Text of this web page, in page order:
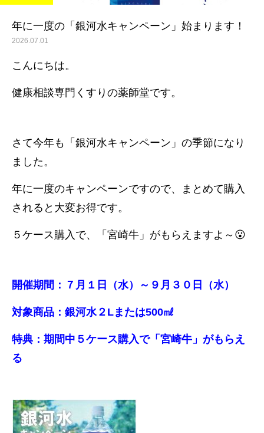
突破おめでとう！
年に一度の「銀河水キャンペーン」始まります！
2026.07.01
こんにちは。
健康相談専門くすりの薬師堂です。
さて今年も「銀河水キャンペーン」の季節になり
ました。
年に一度のキャンペーンですので、まとめて購入
されると大変お得です。
５ケース購入で、「宮崎牛」がもらえますよ～😮
開催期間：７月１日（水）～９月３０日（水）
対象商品：銀河水２Lまたは500㎖
特典：期間中５ケース購入で「宮崎牛」がもらえ
る